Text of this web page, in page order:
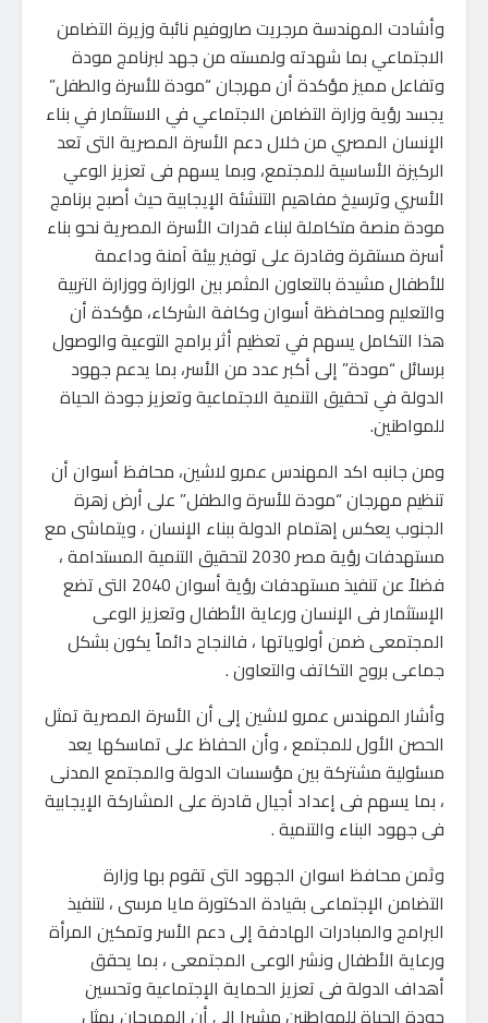
وأشادت المهندسة مرجريت صاروفيم نائبة وزيرة التضامن
الاجتماعي بما شهدته ولمسته من جهد لبرنامج مودة
وتفاعل مميز مؤكدة أن مهرجان “مودة للأسرة والطفل”
يجسد رؤية وزارة التضامن الاجتماعي في الاستثمار في بناء
الإنسان المصري من خلال دعم الأسرة المصرية التى تعد
الركيزة الأساسية للمجتمع، وبما يسهم فى تعزيز الوعي
الأسري وترسيخ مفاهيم التنشئة الإيجابية حيث أصبح برنامج
مودة منصة متكاملة لبناء قدرات الأسرة المصرية نحو بناء
أسرة مستقرة وقادرة على توفير بيئة آمنة وداعمة
للأطفال مشيدة بالتعاون المثمر بين الوزارة ووزارة التربية
والتعليم ومحافظة أسوان وكافة الشركاء، مؤكدة أن
هذا التكامل يسهم في تعظيم أثر برامج التوعية والوصول
برسائل “مودة” إلى أكبر عدد من الأسر، بما يدعم جهود
الدولة في تحقيق التنمية الاجتماعية وتعزيز جودة الحياة
للمواطنين.
ومن جانبه اكد المهندس عمرو لاشين، محافظ أسوان أن
تنظيم مهرجان “مودة للأسرة والطفل” على أرض زهرة
الجنوب يعكس إهتمام الدولة ببناء الإنسان ، ويتماشى مع
مستهدفات رؤية مصر 2030 لتحقيق التنمية المستدامة ،
فضلاً عن تنفيذ مستهدفات رؤية أسوان 2040 التى تضع
الإستثمار فى الإنسان ورعاية الأطفال وتعزيز الوعى
المجتمعى ضمن أولوياتها ، فالنجاح دائماً يكون بشكل
جماعى بروح التكاتف والتعاون .
وأشار المهندس عمرو لاشين إلى أن الأسرة المصرية تمثل
الحصن الأول للمجتمع ، وأن الحفاظ على تماسكها يعد
مسئولية مشتركة بين مؤسسات الدولة والمجتمع المدنى
، بما يسهم فى إعداد أجيال قادرة على المشاركة الإيجابية
فى جهود البناء والتنمية .
وثمن محافظ اسوان الجهود التى تقوم بها وزارة
التضامن الإجتماعى بقيادة الدكتورة مايا مرسى ، لتنفيذ
البرامج والمبادرات الهادفة إلى دعم الأسر وتمكين المرأة
ورعاية الأطفال ونشر الوعى المجتمعى ، بما يحقق
أهداف الدولة فى تعزيز الحماية الإجتماعية وتحسين
جودة الحياة للمواطنين مشيرا الى أن المهرجان يمثل